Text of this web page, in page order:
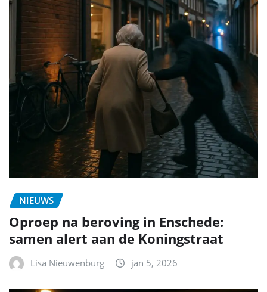
NIEUWS
Oproep na beroving in Enschede:
samen alert aan de Koningstraat
Lisa Nieuwenburg jan 5, 2026